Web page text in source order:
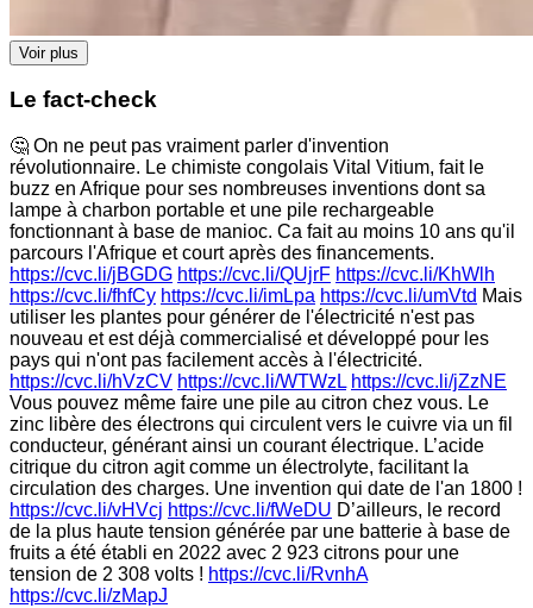
Voir plus
Le fact-check
🤔 On ne peut pas vraiment parler d'invention
révolutionnaire. Le chimiste congolais Vital Vitium, fait le
buzz en Afrique pour ses nombreuses inventions dont sa
lampe à charbon portable et une pile rechargeable
fonctionnant à base de manioc. Ca fait au moins 10 ans qu'il
parcours l'Afrique et court après des financements.
https://cvc.li/jBGDG https://cvc.li/QUjrF https://cvc.li/KhWlh
https://cvc.li/fhfCy https://cvc.li/imLpa https://cvc.li/umVtd Mais
utiliser les plantes pour générer de l'électricité n'est pas
nouveau et est déjà commercialisé et développé pour les
pays qui n'ont pas facilement accès à l'électricité.
https://cvc.li/hVzCV https://cvc.li/WTWzL https://cvc.li/jZzNE
Vous pouvez même faire une pile au citron chez vous. Le
zinc libère des électrons qui circulent vers le cuivre via un fil
conducteur, générant ainsi un courant électrique. L’acide
citrique du citron agit comme un électrolyte, facilitant la
circulation des charges. Une invention qui date de l'an 1800 !
https://cvc.li/vHVcj https://cvc.li/fWeDU D’ailleurs, le record
de la plus haute tension générée par une batterie à base de
fruits a été établi en 2022 avec 2 923 citrons pour une
tension de 2 308 volts ! https://cvc.li/RvnhA
https://cvc.li/zMapJ